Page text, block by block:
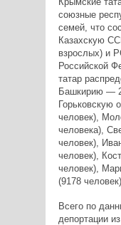
союзные
семей, что
Казахскую
взрослых) и
Российской
татар
Башкирию —
Горьковскую
человек),
человека),
человек),
человек),
человек),
(9178 человек).
Всего по
депортации